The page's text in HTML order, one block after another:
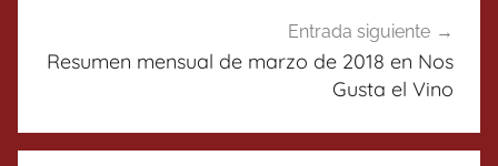
Entrada siguiente
Resumen mensual de marzo de 2018 en Nos
Gusta el Vino